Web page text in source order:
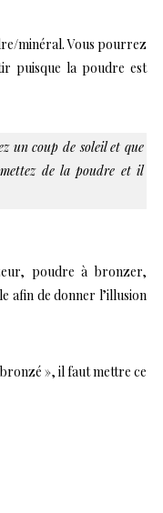
minéral. Vous pourrez
puisque la poudre est
un coup de soleil et que
de la poudre et il
poudre à bronzer,
afin de donner l’illusion
», il faut mettre ce